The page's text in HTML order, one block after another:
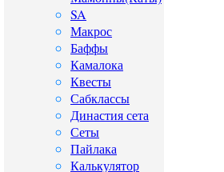
SA
Макрос
Баффы
Камалока
Квесты
Сабклассы
Династия сета
Сеты
Пайлака
Калькулятор